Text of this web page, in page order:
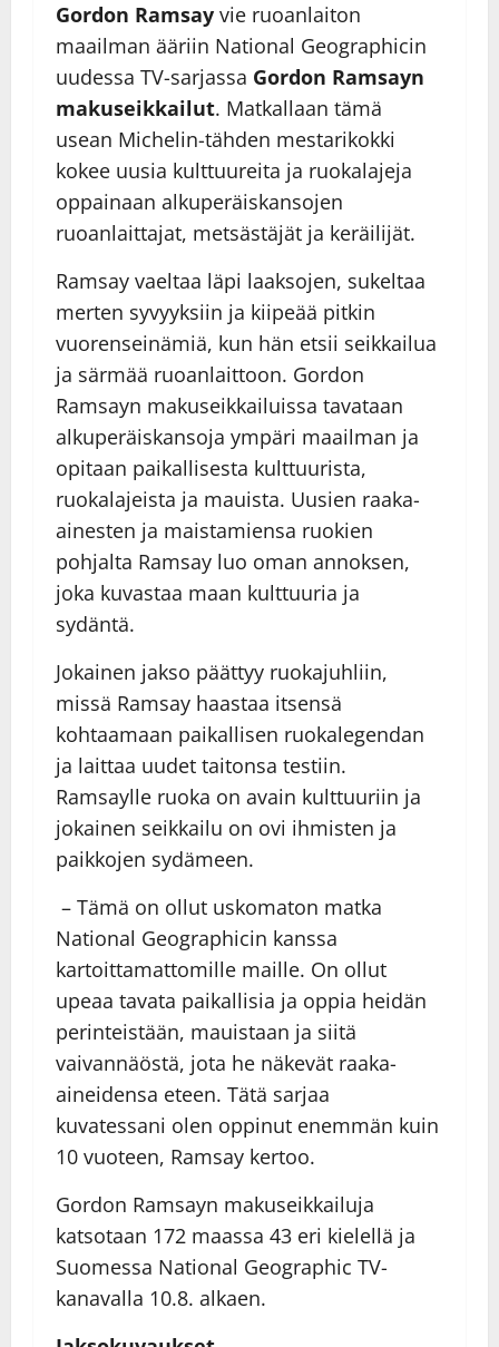
Gordon Ramsay vie ruoanlaiton
maailman ääriin National Geographicin
uudessa TV-sarjassa Gordon Ramsayn
makuseikkailut. Matkallaan tämä
usean Michelin-tähden mestarikokki
kokee uusia kulttuureita ja ruokalajeja
oppainaan alkuperäiskansojen
ruoanlaittajat, metsästäjät ja keräilijät.
Ramsay vaeltaa läpi laaksojen, sukeltaa
merten syvyyksiin ja kiipeää pitkin
vuorenseinämiä, kun hän etsii seikkailua
ja särmää ruoanlaittoon. Gordon
Ramsayn makuseikkailuissa tavataan
alkuperäiskansoja ympäri maailman ja
opitaan paikallisesta kulttuurista,
ruokalajeista ja mauista. Uusien raaka-
ainesten ja maistamiensa ruokien
pohjalta Ramsay luo oman annoksen,
joka kuvastaa maan kulttuuria ja
sydäntä.
Jokainen jakso päättyy ruokajuhliin,
missä Ramsay haastaa itsensä
kohtaamaan paikallisen ruokalegendan
ja laittaa uudet taitonsa testiin.
Ramsaylle ruoka on avain kulttuuriin ja
jokainen seikkailu on ovi ihmisten ja
paikkojen sydämeen.
– Tämä on ollut uskomaton matka
National Geographicin kanssa
kartoittamattomille maille. On ollut
upeaa tavata paikallisia ja oppia heidän
perinteistään, mauistaan ja siitä
vaivannäöstä, jota he näkevät raaka-
aineidensa eteen. Tätä sarjaa
kuvatessani olen oppinut enemmän kuin
10 vuoteen, Ramsay kertoo.
Gordon Ramsayn makuseikkailuja
katsotaan 172 maassa 43 eri kielellä ja
Suomessa National Geographic TV-
kanavalla 10.8. alkaen.